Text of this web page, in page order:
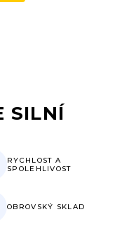
SILNÍ
RYCHLOST A
SPOLEHLIVOST
OBROVSKÝ SKLAD